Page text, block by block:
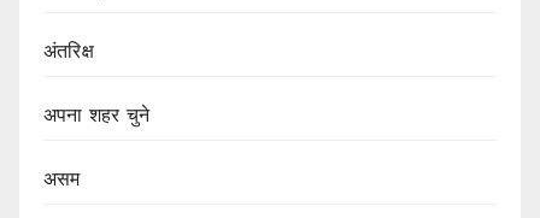
अंतरिक्ष
अपना शहर चुने
असम